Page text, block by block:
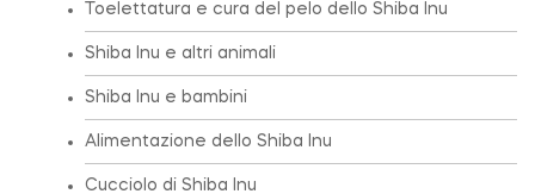
Toelettatura e cura del pelo dello Shiba Inu
Shiba Inu e altri animali
Shiba Inu e bambini
Alimentazione dello Shiba Inu
Cucciolo di Shiba Inu